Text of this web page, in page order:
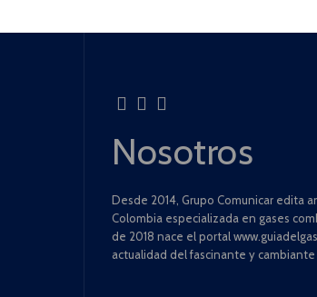
Nosotros
Desde 2014, Grupo Comunicar edita
Colombia especializada en gases
de 2018 nace el portal
actualidad del fascinante y